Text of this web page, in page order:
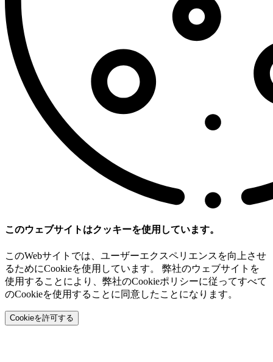
このウェブサイトはクッキーを使用しています。
このWebサイトでは、ユーザーエクスペリエンスを向上させ
るためにCookieを使用しています。 弊社のウェブサイトを
使用することにより、弊社のCookieポリシーに従ってすべて
のCookieを使用することに同意したことになります。
Cookieを許可する